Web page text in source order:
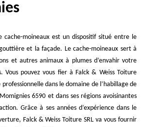
cache-moineaux est un dispositif situé entre le
et la façade. Le cache-moineaux sert à
et autres animaux à plumes d’envahir votre
Vous pouvez vous fier à Falck & Weiss Toiture
professionnelle dans le domaine de l’habillage de
6590 et dans ses régions avoisinantes
Grâce à ses années d’expérience dans le
Falck & Weiss Toiture SRL va vous fournir